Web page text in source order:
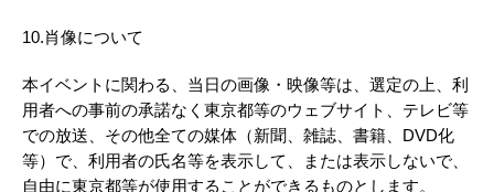
10.肖像について
本イベントに関わる、当日の画像・映像等は、選定の上、利
用者への事前の承諾なく東京都等のウェブサイト、テレビ等
での放送、その他全ての媒体（新聞、雑誌、書籍、DVD化
等）で、利用者の氏名等を表示して、または表示しないで、
自由に東京都等が使用することができるものとします。